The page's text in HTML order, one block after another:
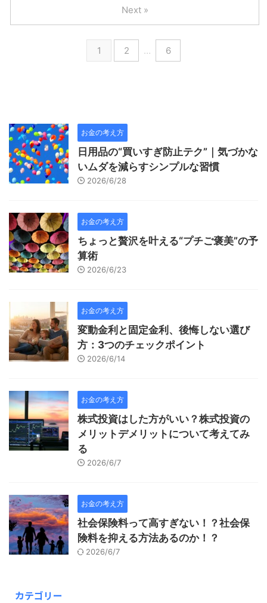
1 2 … 6
Next »
お金の考え方
日用品の“買いすぎ防止テク”｜気づかな
いムダを減らすシンプルな習慣
2026/6/28
お金の考え方
ちょっと贅沢を叶える“プチご褒美”の予
算術
2026/6/23
お金の考え方
変動金利と固定金利、後悔しない選び
方：3つのチェックポイント
2026/6/14
お金の考え方
株式投資はした方がいい？株式投資の
メリットデメリットについて考えてみ
る
2026/6/7
お金の考え方
社会保険料って高すぎない！？社会保
険料を抑える方法あるのか！？
2026/6/7
カテゴリー